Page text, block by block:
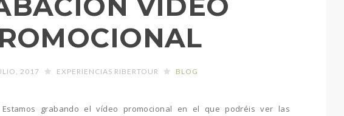
2017 EXPERIENCIAS RIBERTOUR BLOG
Estamos grabando el vídeo promocional en el que podréis ver las